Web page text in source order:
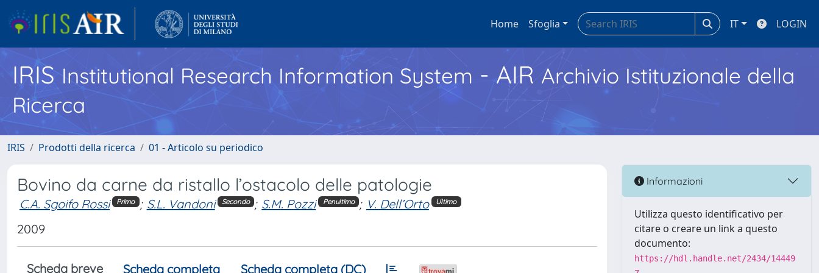
Home Sfoglia IT LOGIN
IRISInstitutional Research Information System - AIR Archivio Istituzionale della
Ricerca
IRIS Prodotti della ricerca 01 - Articolo su periodico
Bovino da carne da ristallo l’ostacolo delle patologie
C.A. Sgoifo Rossi Primo ; S.L. Vandoni Secondo ; S.M. Pozzi Penultimo ; V. Dell’Orto Ultimo
2009
Scheda breve Scheda completa Scheda completa (DC)
Informazioni
Utilizza questo identificativo per
citare o creare un link a questo
documento:
https://hdl.handle.net/2434/14449